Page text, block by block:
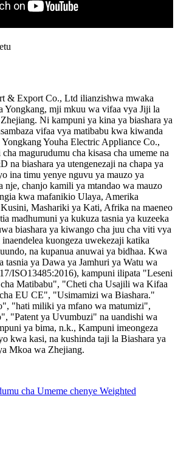
& Export Co., Ltd ilianzishwa mwaka
Yongkang, mji mkuu wa vifaa vya Jiji la
Ni kampuni ya kina ya biashara ya
vifaa vya matibabu kwa kiwanda
Youha Electric Appliance Co.,
magurudumu cha kisasa cha umeme na
na biashara ya utengenezaji na chapa ya
ina timu yenye nguvu ya mauzo ya
nje, chanjo kamili ya mtandao wa mauzo
kwa mafanikio Ulaya, Amerika
Mashariki ya Kati, Afrika na maeneo
madhumuni ya kukuza tasnia ya kuzeeka
biashara ya kiwango cha juu cha viti vya
kuongeza uwekezaji katika
na kupanua anuwai ya bidhaa. Kwa
tasnia ya Dawa ya Jamhuri ya Watu wa
ISO13485:2016), kampuni ilipata "Leseni
Matibabu", "Cheti cha Usajili wa Kifaa
EU CE", "Usimamizi wa Biashara."
"hati miliki ya mfano wa matumizi",
"Patent ya Uvumbuzi" na uandishi wa
ya bima, n.k., Kampuni imeongeza
kwa kasi, na kushinda taji la Biashara ya
Mkoa wa Zhejiang.
cha Umeme chenye Weighted